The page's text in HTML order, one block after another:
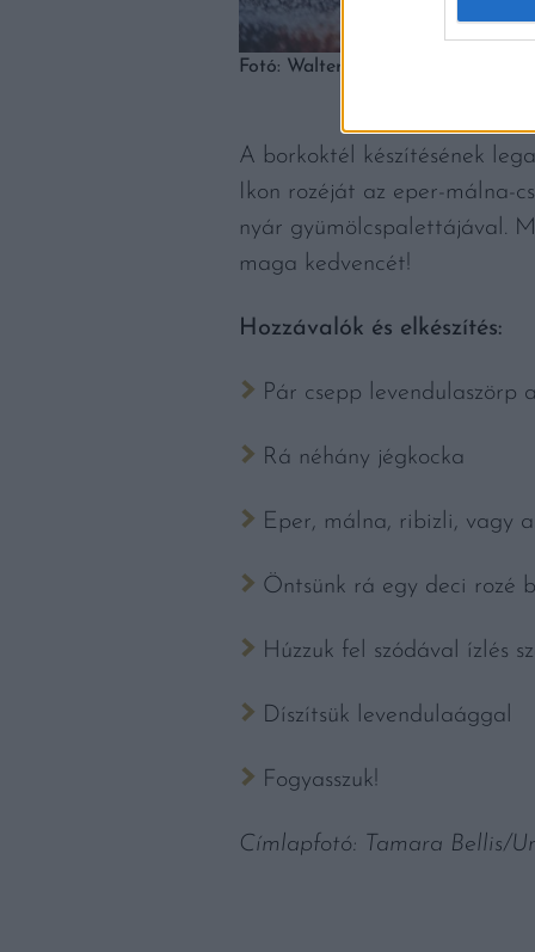
Fotó: Walter Lee Olivares de la
A borkoktél készítésének
Ikon rozéját az eper-málna-
nyár gyümölcspalettájával.
maga kedvencét!
Hozzávalók és elkészítés:
Pár csepp levendulaszörp
Rá néhány jégkocka
Eper, málna, ribizli, vagy
Öntsünk rá egy deci rozé
Húzzuk fel szódával ízlés
Díszítsük levendulaággal
Fogyasszuk!
Címlapfotó: Tamara Bellis/